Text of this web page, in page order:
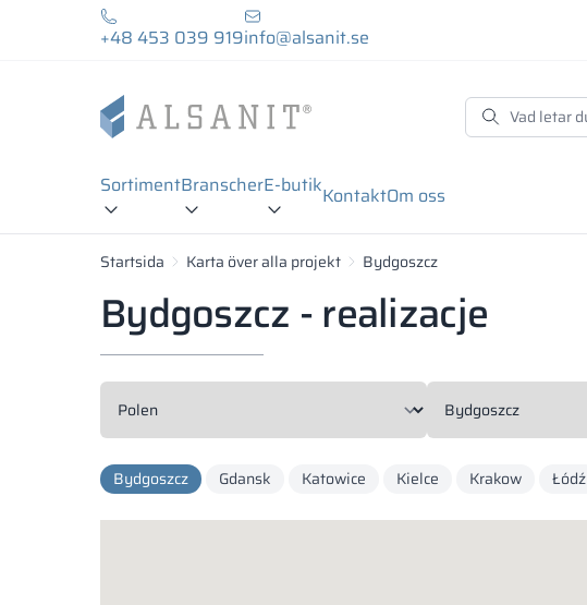
+48 453 039 919info@alsanit.se
SortimentBranscherE-butikKontaktOm oss
Startsida Karta över alla projekt Bydgoszcz
Bydgoszcz - realizacje
Bydgoszcz Gdansk Katowice Kielce Krakow Łódź